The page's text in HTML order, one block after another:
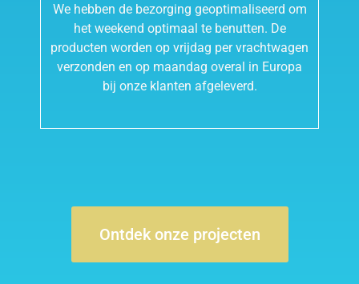
We hebben de bezorging geoptimaliseerd om
het weekend optimaal te benutten. De
producten worden op vrijdag per vrachtwagen
verzonden en op maandag overal in Europa
bij onze klanten afgeleverd.
Ontdek onze projecten